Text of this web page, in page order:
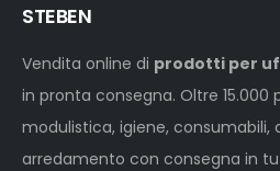
STEBEN
Vendita online di prodotti per
in pronta consegna. Oltre
modulistica, igiene, consumabili,
arredamento con consegna in